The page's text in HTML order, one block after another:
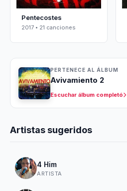
Pentecostes
2017 • 21 canciones
PERTENECE AL ÁLBUM
Avivamiento 2
Escuchar álbum completó
Artistas sugeridos
4 Him
ARTISTA